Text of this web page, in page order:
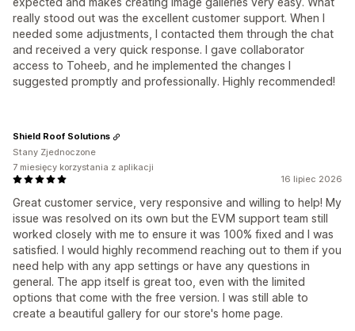
really stood out was the excellent customer support. When I
needed some adjustments, I contacted them through the chat
and received a very quick response. I gave collaborator
access to Toheeb, and he implemented the changes I
suggested promptly and professionally. Highly recommended!
16 lipiec 2026
Great customer service, very responsive and willing to help! My
issue was resolved on its own but the EVM support team still
worked closely with me to ensure it was 100% fixed and I was
satisfied. I would highly recommend reaching out to them if you
need help with any app settings or have any questions in
general. The app itself is great too, even with the limited
options that come with the free version. I was still able to
create a beautiful gallery for our store's home page.
Shield Roof Solutions
Stany Zjednoczone
7 miesięcy korzystania z aplikacji